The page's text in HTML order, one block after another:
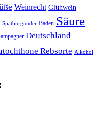
Weinrecht Glühwein
Spätburgunder Baden Säure
Deutschland
Rebsorte Alkohol